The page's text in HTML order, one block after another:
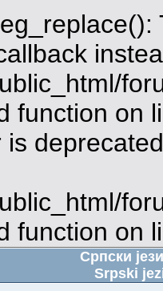
function on
function on
Српски
Srpski